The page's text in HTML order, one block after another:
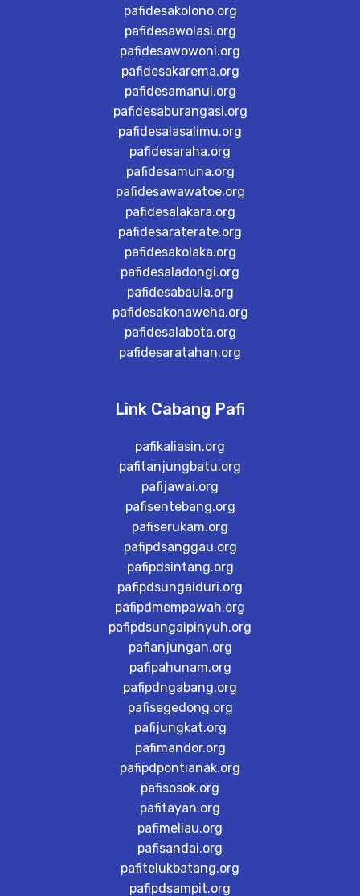
pafidesakolono.org
pafidesawolasi.org
pafidesawowoni.org
pafidesakarema.org
pafidesamanui.org
pafidesaburangasi.org
pafidesalasalimu.org
pafidesaraha.org
pafidesamuna.org
pafidesawawatoe.org
pafidesalakara.org
pafidesaraterate.org
pafidesakolaka.org
pafidesaladongi.org
pafidesabaula.org
pafidesakonaweha.org
pafidesalabota.org
pafidesaratahan.org
Link Cabang Pafi
pafikaliasin.org
pafitanjungbatu.org
pafijawai.org
pafisentebang.org
pafiserukam.org
pafipdsanggau.org
pafipdsintang.org
pafipdsungaiduri.org
pafipdmempawah.org
pafipdsungaipinyuh.org
pafianjungan.org
pafipahunam.org
pafipdngabang.org
pafisegedong.org
pafijungkat.org
pafimandor.org
pafipdpontianak.org
pafisosok.org
pafitayan.org
pafimeliau.org
pafisandai.org
pafitelukbatang.org
pafipdsampit.org